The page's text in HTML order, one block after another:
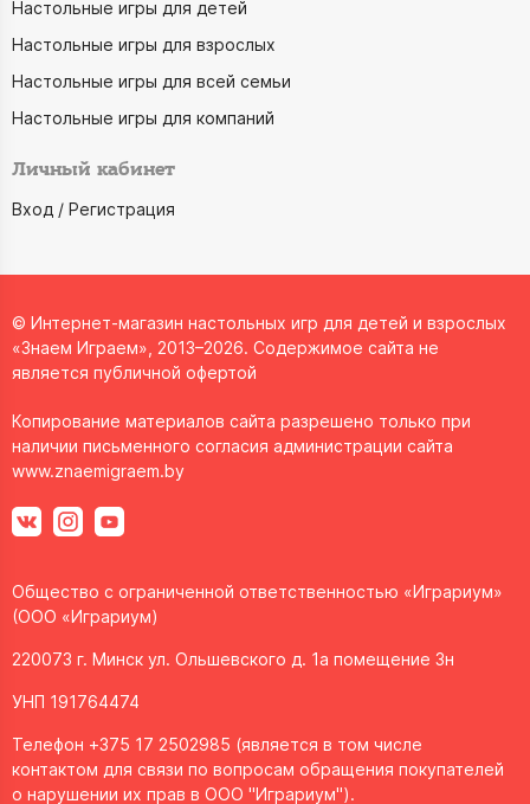
Настольные игры для детей
Настольные игры для взрослых
Настольные игры для всей семьи
Настольные игры для компаний
Личный кабинет
Вход / Регистрация
© Интернет-магазин настольных игр для детей и взрослых
«Знаем Играем», 2013–2026. Содержимое сайта не
является публичной офертой
Копирование материалов сайта разрешено только при
наличии письменного согласия администрации сайта
www.znaemigraem.by
Общество с ограниченной ответственностью «Играриум»
(ООО «Играриум)
220073 г. Минск ул. Ольшевского д. 1а помещение 3н
УНП 191764474
Телефон +375 17 2502985 (является в том числе
контактом для связи по вопросам обращения покупателей
о нарушении их прав в ООО "Играриум").